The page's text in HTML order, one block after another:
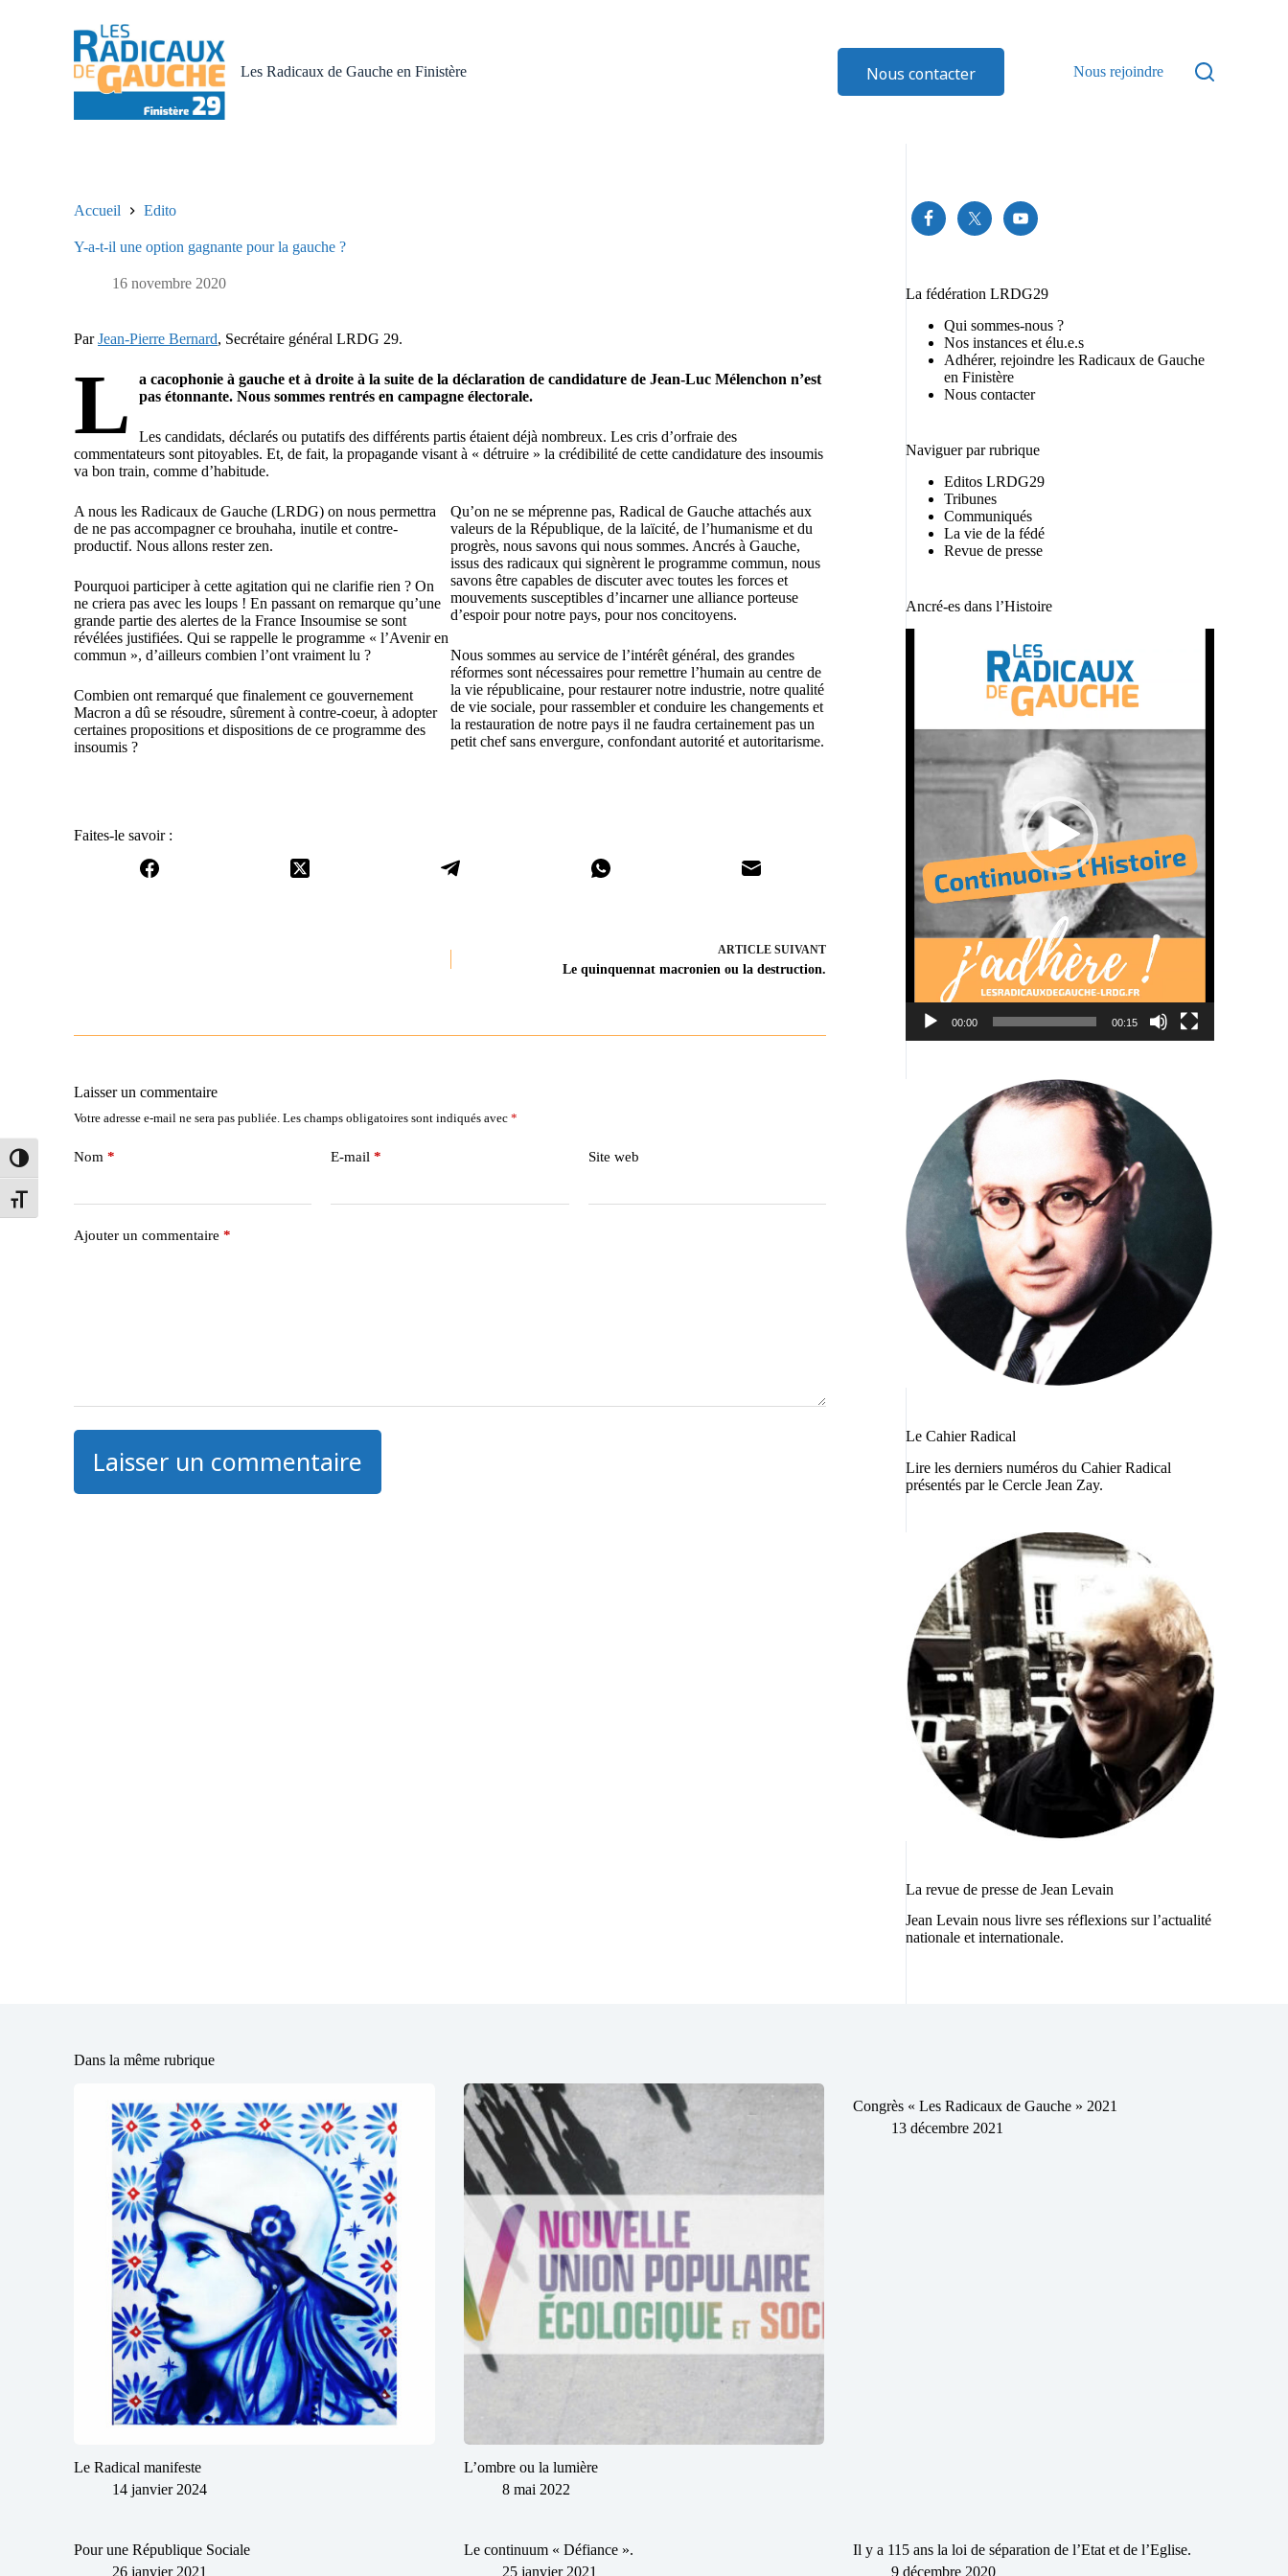
Passer en contraste élevé
Changer la taille de la police
Les Radicaux de Gauche en Finistère Nous contacter Nous rejoindre
Accueil Edito
Y-a-t-il une option gagnante pour la gauche ?
16 novembre 2020
ParJean-Pierre Bernard, Secrétaire général LRDG 29.
L
a cacophonie à gauche et à droite à la suite de la déclaration de candidature de Jean-Luc Mélenchon n’est
pas étonnante. Nous sommes rentrés en campagne électorale.
Les candidats, déclarés ou putatifs des différents partis étaient déjà nombreux. Les cris d’orfraie des
commentateurs sont pitoyables. Et, de fait, la propagande visant à « détruire » la crédibilité de cette candidature des insoumis
va bon train, comme d’habitude.
A nous les Radicaux de Gauche (LRDG) on nous permettra
de ne pas accompagner ce brouhaha, inutile et contre-
productif. Nous allons rester zen.
Pourquoi participer à cette agitation qui ne clarifie rien ? On
ne criera pas avec les loups ! En passant on remarque qu’une
grande partie des alertes de la France Insoumise se sont
révélées justifiées. Qui se rappelle le programme « l’Avenir en
commun », d’ailleurs combien l’ont vraiment lu ?
Combien ont remarqué que finalement ce gouvernement
Macron a dû se résoudre, sûrement à contre-coeur, à adopter
certaines propositions et dispositions de ce programme des
insoumis ?
Qu’on ne se méprenne pas, Radical de Gauche attachés aux
valeurs de la République, de la laïcité, de l’humanisme et du
progrès, nous savons qui nous sommes. Ancrés à Gauche,
issus des radicaux qui signèrent le programme commun, nous
savons être capables de discuter avec toutes les forces et
mouvements susceptibles d’incarner une alliance porteuse
d’espoir pour notre pays, pour nos concitoyens.
Nous sommes au service de l’intérêt général, des grandes
réformes sont nécessaires pour remettre l’humain au centre de
la vie républicaine, pour restaurer notre industrie, notre qualité
de vie sociale, pour rassembler et conduire les changements et
la restauration de notre pays il ne faudra certainement pas un
petit chef sans envergure, confondant autorité et autoritarisme.
Faites-le savoir :
ARTICLE SUIVANT
Le quinquennat macronien ou la destruction.
Laisser un commentaire
Votre adresse e-mail ne sera pas publiée. Les champs obligatoires sont indiqués avec *
Nom * E-mail * Site web
Ajouter un commentaire *
Laisser un commentaire
La fédération LRDG29
Qui sommes-nous ?
Nos instances et élu.e.s
Adhérer, rejoindre les Radicaux de Gauche
en Finistère
Nous contacter
Naviguer par rubrique
Editos LRDG29
Tribunes
Communiqués
La vie de la fédé
Revue de presse
Ancré-es dans l’Histoire
00:00 00:15
Le Cahier Radical
Lire les derniers numéros du Cahier Radical
présentés par le Cercle Jean Zay.
La revue de presse de Jean Levain
Jean Levain nous livre ses réflexions sur l’actualité
nationale et internationale.
Dans la même rubrique
Le Radical manifeste
14 janvier 2024
L’ombre ou la lumière
8 mai 2022
Congrès « Les Radicaux de Gauche » 2021
13 décembre 2021
Pour une République Sociale
26 janvier 2021
Le continuum « Défiance ».
25 janvier 2021
Il y a 115 ans la loi de séparation de l’Etat et de l’Eglise.
9 décembre 2020